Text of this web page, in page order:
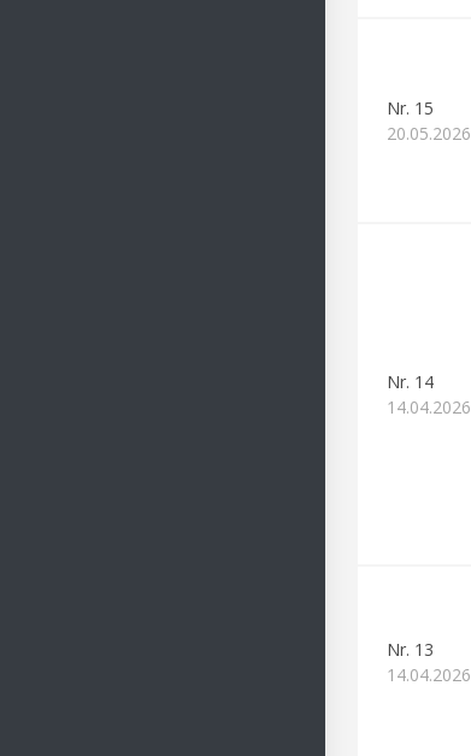
Nr. 15
20.05.2026
Nr. 14
14.04.2026
Nr. 13
14.04.2026